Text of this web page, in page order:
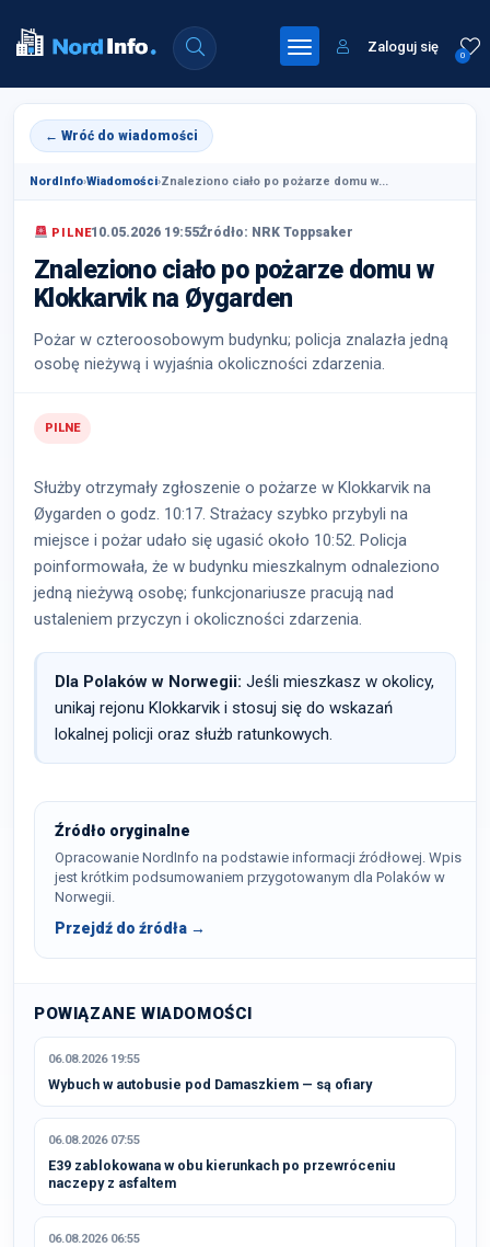
0
Zaloguj się
← Wróć do wiadomości
NordInfo›Wiadomości›Znaleziono ciało po pożarze domu w...
PILNE10.05.2026 19:55Źródło: NRK Toppsaker
Znaleziono ciało po pożarze domu w
Klokkarvik na Øygarden
Pożar w czteroosobowym budynku; policja znalazła jedną
osobę nieżywą i wyjaśnia okoliczności zdarzenia.
PILNE
Służby otrzymały zgłoszenie o pożarze w Klokkarvik na
Øygarden o godz. 10:17. Strażacy szybko przybyli na
miejsce i pożar udało się ugasić około 10:52. Policja
poinformowała, że w budynku mieszkalnym odnaleziono
jedną nieżywą osobę; funkcjonariusze pracują nad
ustaleniem przyczyn i okoliczności zdarzenia.
Dla Polaków w Norwegii: Jeśli mieszkasz w okolicy,
unikaj rejonu Klokkarvik i stosuj się do wskazań
lokalnej policji oraz służb ratunkowych.
Źródło oryginalne
Opracowanie NordInfo na podstawie informacji źródłowej. Wpis
jest krótkim podsumowaniem przygotowanym dla Polaków w
Norwegii.
Przejdź do źródła →
POWIĄZANE WIADOMOŚCI
06.08.2026 19:55
Wybuch w autobusie pod Damaszkiem — są ofiary
06.08.2026 07:55
E39 zablokowana w obu kierunkach po przewróceniu
naczepy z asfaltem
06.08.2026 06:55